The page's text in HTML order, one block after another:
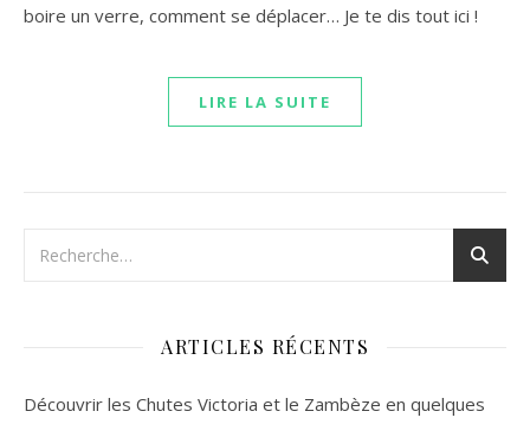
boire un verre, comment se déplacer… Je te dis tout ici !
LIRE LA SUITE
ARTICLES RÉCENTS
Découvrir les Chutes Victoria et le Zambèze en quelques